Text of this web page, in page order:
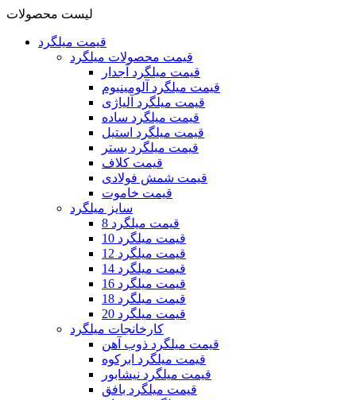
لیست محصولات
قیمت میلگرد
قیمت محصولات میلگرد
قیمت میلگرد آجدار
قیمت میلگرد آلومینیوم
قیمت میلگرد آلیاژی
قیمت میلگرد ساده
قیمت میلگرد استیل
قیمت میلگرد بستر
قیمت کلاف
قیمت شمش فولادی
قیمت خاموت
سایز میلگرد
قیمت میلگرد 8
قیمت میلگرد 10
قیمت میلگرد 12
قیمت میلگرد 14
قیمت میلگرد 16
قیمت میلگرد 18
قیمت میلگرد 20
کارخانجات میلگرد
قیمت میلگرد ذوب آهن
قیمت میلگرد ابرکوه
قیمت میلگرد نیشابور
قیمت میلگرد بافق